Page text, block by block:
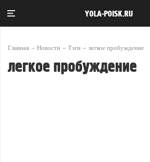
YOLA-POISK.RU
Главная Новости Тэги легкое пробуждение
легкое пробуждение